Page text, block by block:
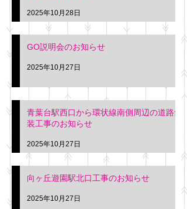
2025年10月28日
GO説明会のお知らせ
2025年10月27日
青葉台駅西口から環状線南側周辺の道路舗
装工事のお知らせ
2025年10月27日
向ヶ丘遊園駅北口工事のお知らせ
2025年10月27日